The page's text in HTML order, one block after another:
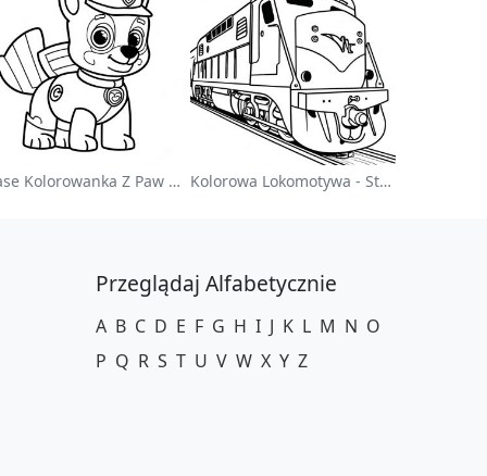
Chase Kolorowanka Z Paw Patrol Kolorowa Lokomotywa - Strona Do Kolorowania
Przeglądaj Alfabetycznie
A B C D E F G H I J K L M N O
P Q R S T U V W X Y Z